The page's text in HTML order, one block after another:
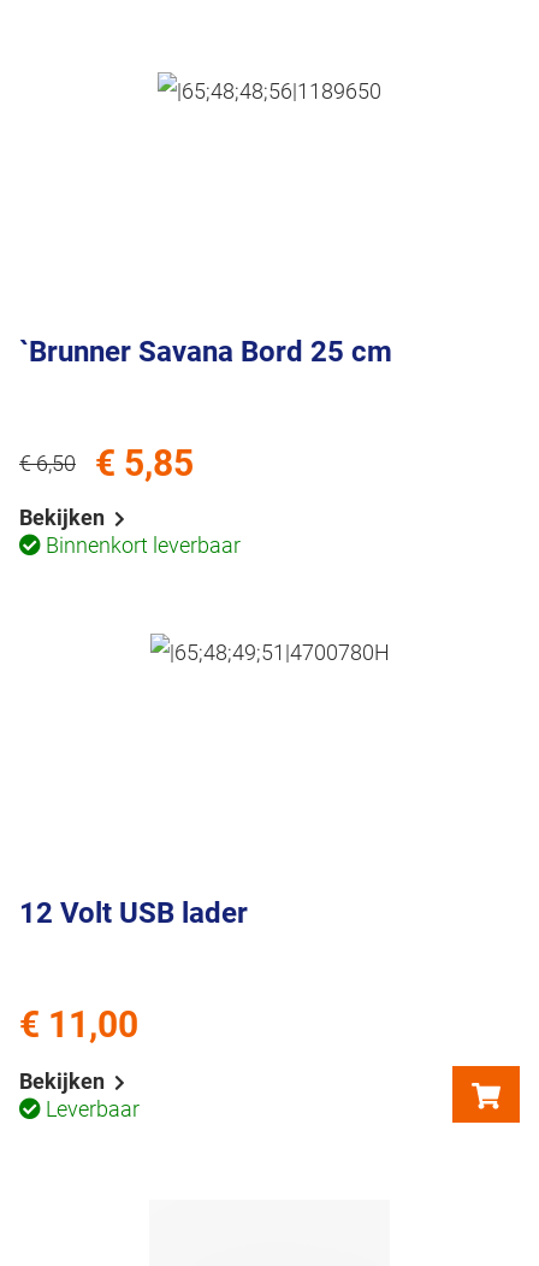
`Brunner Savana Bord 25 cm
Bekijken
Binnenkort leverbaar
€ 6,50 € 5,85
12 Volt USB lader
Bekijken
Leverbaar
€ 11,00